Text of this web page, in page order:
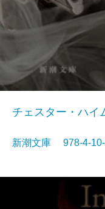
チェスター・ハイ
新潮文庫 978-4-